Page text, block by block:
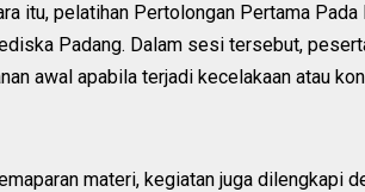
itu, pelatihan Pertolongan Pertama
Padang. Dalam sesi tersebut,
awal apabila terjadi kecelakaan atau
materi, kegiatan juga dilengkapi